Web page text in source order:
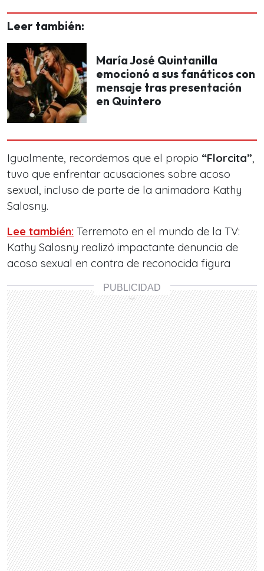
Leer también:
María José Quintanilla
emocionó a sus fanáticos con
mensaje tras presentación
en Quintero
Igualmente, recordemos que el propio “Florcita”,
tuvo que enfrentar acusaciones sobre acoso
sexual, incluso de parte de la animadora Kathy
Salosny.
Lee también: Terremoto en el mundo de la TV:
Kathy Salosny realizó impactante denuncia de
acoso sexual en contra de reconocida figura